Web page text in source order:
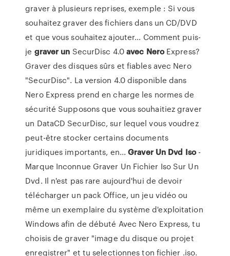
graver à plusieurs reprises, exemple : Si vous
souhaitez graver des fichiers dans un CD/DVD
et que vous souhaitez ajouter... Comment puis-
je graver un SecurDisc 4.0avec NeroExpress?
Graver des disques sûrs et fiables avec Nero
"SecurDisc". La version 4.0 disponible dans
Nero Express prend en charge les normes de
sécurité Supposons que vous souhaitiez graver
un DataCD SecurDisc, sur lequel vous voudrez
peut-être stocker certains documents
juridiques importants, en...Graver Un Dvd Iso-
Marque Inconnue Graver Un Fichier Iso Sur Un
Dvd. Il n'est pas rare aujourd'hui de devoir
télécharger un pack Office, un jeu vidéo ou
même un exemplaire du système d'exploitation
Windows afin de débuté Avec Nero Express, tu
choisis de graver "image du disque ou projet
enregistrer" et tu selectionnes ton fichier .iso.